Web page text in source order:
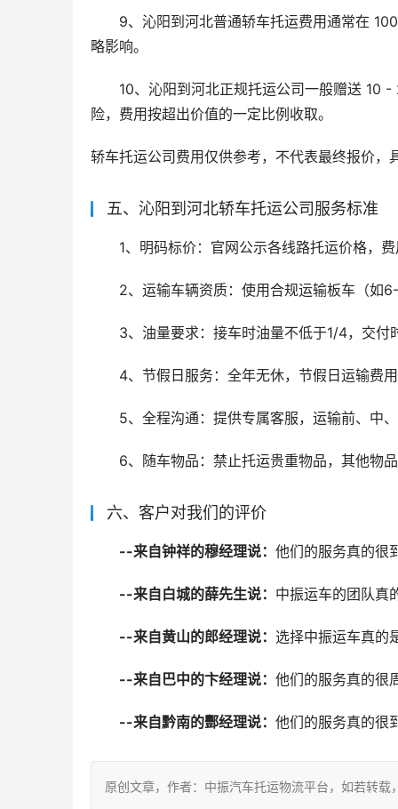
9、沁阳到河北普通轿车托运费用通常在
略影响。
10、沁阳到河北正规托运公司一般赠送 10
险，费用按超出价值的一定比例收取。
轿车托运公司费用仅供参考，不代表最终报价
五、沁阳到河北轿车托运公司服务标准
1、明码标价：官网公示各线路托运价格，
2、运输车辆资质：使用合规运输板车（如
3、油量要求：接车时油量不低于1/4，交付
4、节假日服务：全年无休，节假日运输费
5、全程沟通：提供专属客服，运输前、中
6、随车物品：禁止托运贵重物品，其他物
六、客户对我们的评价
--来自钟祥的穆经理说： 他们的服务真的很
--来自白城的薛先生说： 中振运车的团队真
--来自黄山的郎经理说： 选择中振运车真的
--来自巴中的卞经理说： 他们的服务真的很
--来自黔南的酆经理说： 他们的服务真的很
原创文章，作者：中振汽车托运物流平台，如若